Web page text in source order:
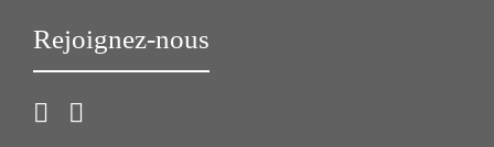
Rejoignez-nous